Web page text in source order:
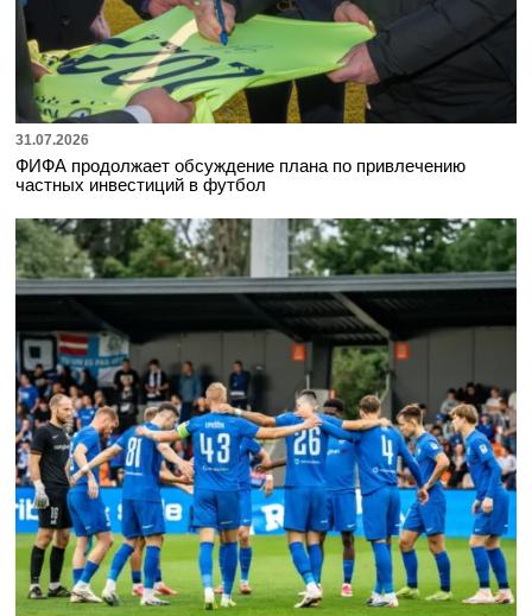
31.07.2026
ФИФА продолжает обсуждение плана по привлечению
частных инвестиций в футбол